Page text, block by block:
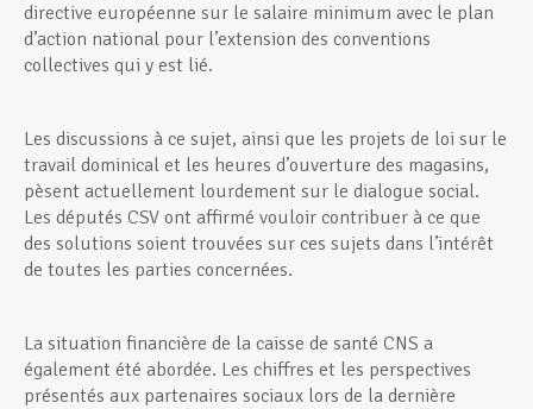
directive européenne sur le salaire minimum avec le plan
d’action national pour l’extension des conventions
collectives qui y est lié.
Les discussions à ce sujet, ainsi que les projets de loi sur le
travail dominical et les heures d’ouverture des magasins,
pèsent actuellement lourdement sur le dialogue social.
Les députés CSV ont affirmé vouloir contribuer à ce que
des solutions soient trouvées sur ces sujets dans l’intérêt
de toutes les parties concernées.
La situation financière de la caisse de santé CNS a
également été abordée. Les chiffres et les perspectives
présentés aux partenaires sociaux lors de la dernière